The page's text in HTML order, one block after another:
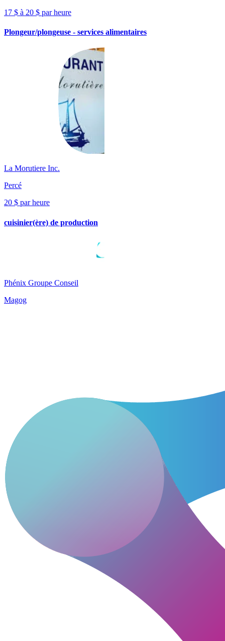
17 $ à 20 $ par heure
Plongeur/plongeuse - services alimentaires
La Morutiere Inc.
Percé
20 $ par heure
cuisinier(ère) de production
Phénix Groupe Conseil
Magog